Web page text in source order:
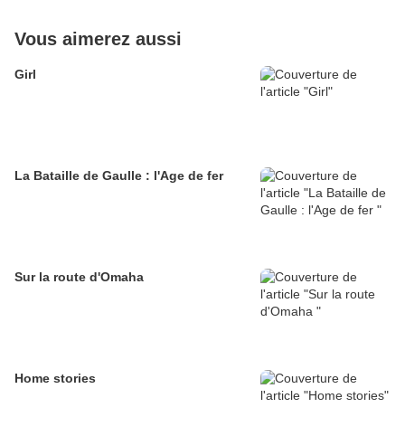
Vous aimerez aussi
Girl
La Bataille de Gaulle : l'Age de fer
Sur la route d'Omaha
Home stories